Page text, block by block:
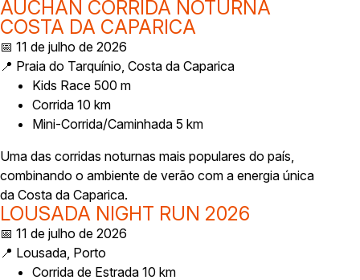
AUCHAN CORRIDA NOTURNA
COSTA DA CAPARICA
📅 11 de julho de 2026
📍 Praia do Tarquínio, Costa da Caparica
Kids Race 500 m
Corrida 10 km
Mini-Corrida/Caminhada 5 km
Uma das corridas noturnas mais populares do país,
combinando o ambiente de verão com a energia única
da Costa da Caparica.
LOUSADA NIGHT RUN 2026
📅 11 de julho de 2026
📍 Lousada, Porto
Corrida de Estrada 10 km